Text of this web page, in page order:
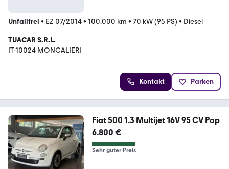
Unfallfrei • EZ 07/2014• 100.000 km • 70 kW (95 PS) • Diesel
TUACAR S.R.L.
IT-10024 MONCALIERI
Kontakt Parken
Fiat 500 1.3 Multijet 16V 95 CV Pop
6.800 €
Sehr guter Preis